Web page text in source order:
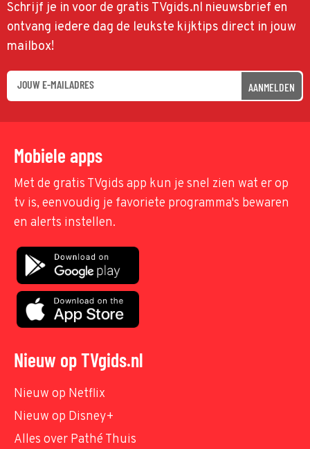
Schrijf je in voor de gratis TVgids.nl nieuwsbrief en
ontvang iedere dag de leukste kijktips direct in jouw
mailbox!
AANMELDEN
Mobiele apps
Met de gratis TVgids app kun je snel zien wat er op
tv is, eenvoudig je favoriete programma's bewaren
en alerts instellen.
Nieuw op TVgids.nl
Nieuw op Netflix
Nieuw op Disney+
Alles over Pathé Thuis